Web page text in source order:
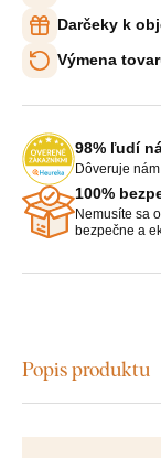
Darčeky k
Výmena
98% ľudí
Dôveruje
100%
Nemusíte sa
bezpečne a
Popis produktu